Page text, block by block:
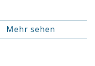
Mehr sehen